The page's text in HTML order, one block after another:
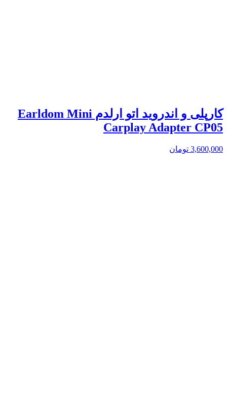
کارپلی و اندروید اتو ارلدم Earldom Mini
Carplay Adapter CP05
3,600,000 تومان